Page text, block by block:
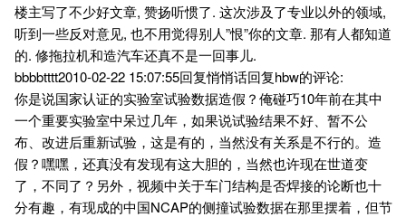
楼主写了不少好文章, 赞扬听惯了. 这次涉及了专业以外的领域,
听到一些反对意见, 也不用觉得别人”恨”你的文章. 那有人都知道
的. 修拖拉机和造汽车还真不是一回事儿.
bbbbtttt2010-02-22 15:07:55回复悄悄话回复hbw的评论:
你是说国家认证的实验室试验数据造假？俺碰巧10年前在其中
一个重要实验室中呆过几年，如果说试验结果不好、暂不公
布、改进后重新试验，这是有的，当然没有关系是不行的。造
假？嘿嘿，还真没有发现有这大胆的，当然也许现在世道变
了，不同了？另外，视频中关于车门结构是否焊接的论断也十
分有趣，有现成的中国NCAP的侧撞试验数据在那里摆着，但节